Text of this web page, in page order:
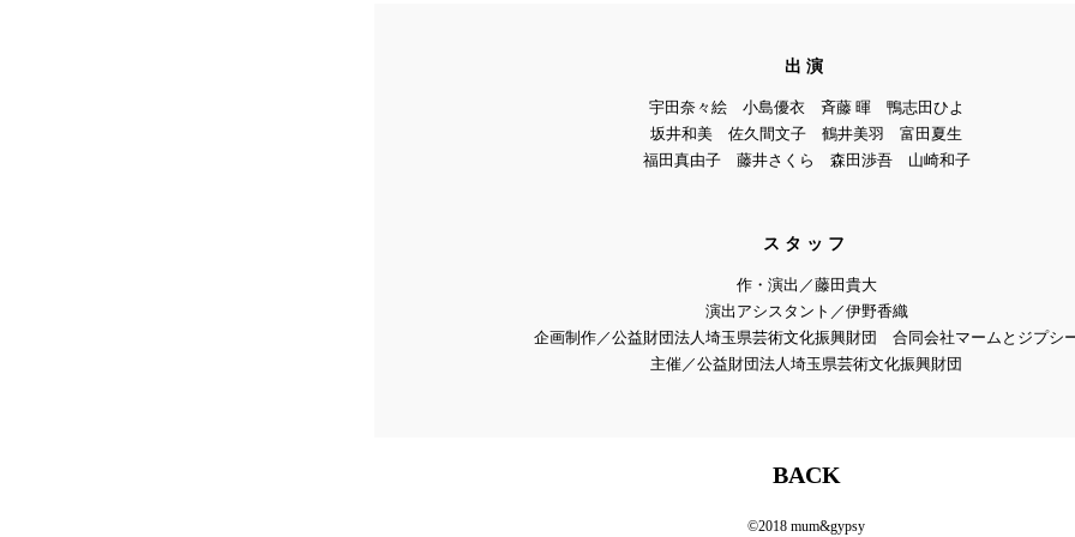
出演
宇田奈々絵 小島優衣 斉藤 暉 鴨志田ひよ
坂井和美 佐久間文子 鶴井美羽 富田夏生
福田真由子 藤井さくら 森田渉吾 山崎和子
スタッフ
作・演出／藤田貴大
演出アシスタント／伊野香織
企画制作／公益財団法人埼玉県芸術文化振興財団 合同会社マームとジプシ
主催／公益財団法人埼玉県芸術文化振興財団
BACK
©2018 mum&gypsy